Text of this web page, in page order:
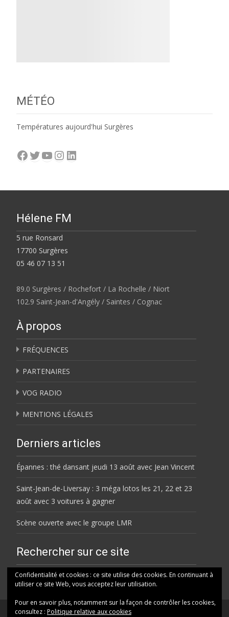
MÉTÉO
Températures aujourd'hui Surgères
Facebook
Twitter
YouTube
Instagram
LinkedIn
Hélene FM
5 rue Ronsard
17700 Surgères
05 46 07 13 51
89.0 Surgères / Rochefort / La Rochelle / Niort
102.9 Saint-Jean-d'Angély / Saintes / Cognac
À propos
FRÉQUENCES
PARTENAIRES
VOG RADIO
MENTIONS LÉGALES
Derniers articles
Épannes : thé dansant jeudi 13 août avec Jean Vincent
Saint-Jean-de-Liversay : 3 méga lotos les 21, 22 et 23
août avec 3 voitures à gagner
Scène ouverte avec le groupe LMR
Rechercher sur ce site
Rechercher
Confidentialité et cookies : ce site utilise des cookies. En continuant à
utiliser ce site Web, vous acceptez leur utilisation.
Pour en savoir plus, notamment sur la façon de contrôler les cookies,
consultez : Politique relative aux cookies